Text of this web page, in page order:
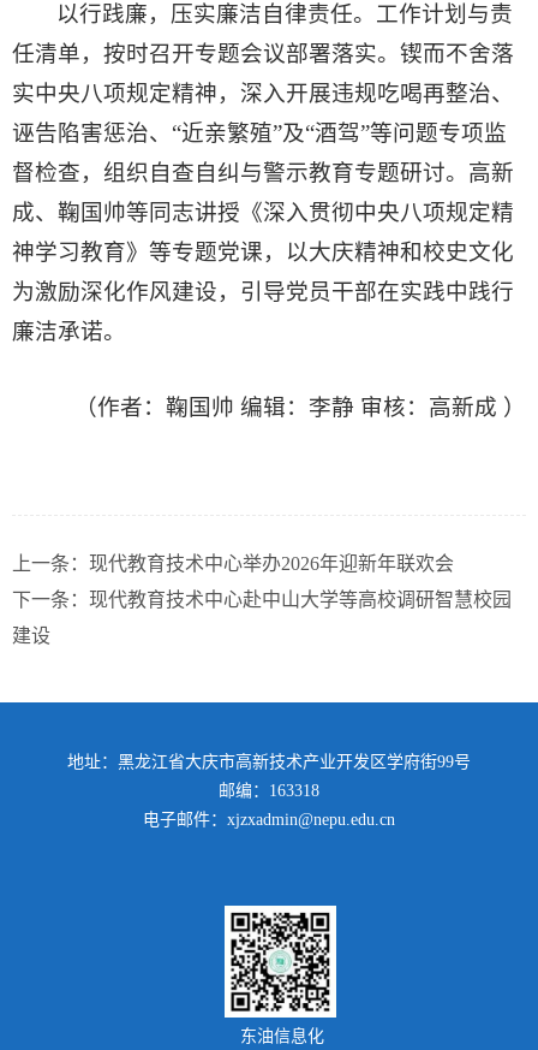
以行践廉，压实廉洁自律责任。工作计划与责
任清单，按时召开专题会议部署落实。锲而不舍落
实中央八项规定精神，深入开展违规吃喝再整治、
诬告陷害惩治、“近亲繁殖”及“酒驾”等问题专项监
督检查，组织自查自纠与警示教育专题研讨。高新
成、鞠国帅等同志讲授《深入贯彻中央八项规定精
神学习教育》等专题党课，以大庆精神和校史文化
为激励深化作风建设，引导党员干部在实践中践行
廉洁承诺。
（作者：鞠国帅 编辑：李静 审核：高新成 ）
上一条： 现代教育技术中心举办2026年迎新年联欢会
下一条： 现代教育技术中心赴中山大学等高校调研智慧校园
建设
地址：黑龙江省大庆市高新技术产业开发区学府街99号
邮编：163318
电子邮件：xjzxadmin@nepu.edu.cn
东油信息化